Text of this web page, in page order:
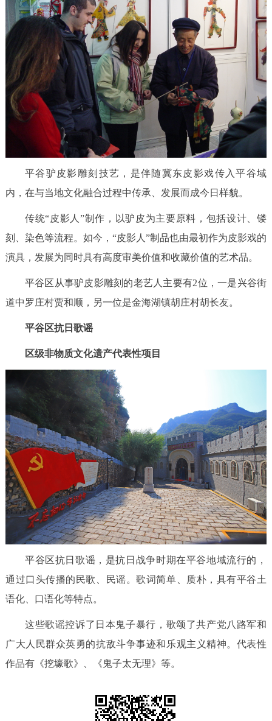
平谷驴皮影雕刻技艺，是伴随冀东皮影戏传入平谷域
内，在与当地文化融合过程中传承、发展而成今日样貌。
传统“皮影人”制作，以驴皮为主要原料，包括设计、镂
刻、染色等流程。如今，“皮影人”制品也由最初作为皮影戏的
演具，发展为同时具有高度审美价值和收藏价值的艺术品。
平谷区从事驴皮影雕刻的老艺人主要有2位，一是兴谷街
道中罗庄村贾和顺，另一位是金海湖镇胡庄村胡长友。
平谷区抗日歌谣
区级非物质文化遗产代表性项目
平谷区抗日歌谣，是抗日战争时期在平谷地域流行的，
通过口头传播的民歌、民谣。歌词简单、质朴，具有平谷土
语化、口语化等特点。
这些歌谣控诉了日本鬼子暴行，歌颂了共产党八路军和
广大人民群众英勇的抗敌斗争事迹和乐观主义精神。代表性
作品有《挖壕歌》、《鬼子太无理》等。